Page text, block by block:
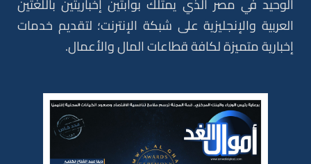
العربية والإنجليزية على شبكة الإنترنت؛ لتقديم خدمات
إخبارية متميزة لكافة قطاعات المال والأعمال.